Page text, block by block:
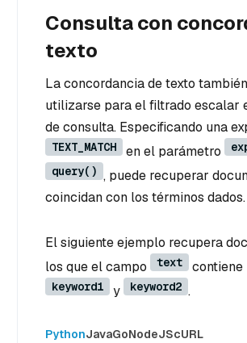
Consulta con
texto
La concordancia de texto
utilizarse para el filtrado escalar
de consulta. Especificando una
TEXT_MATCH en el parámetro
query() , puede recuperar
coincidan con los términos dados.
El siguiente ejemplo recupera
los que el campo
text contiene
keyword1 y keyword2 .
PythonJavaGoNodeJScURL